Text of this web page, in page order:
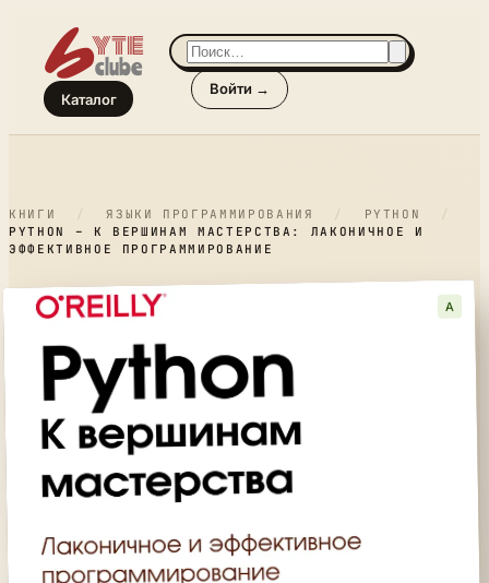
Каталог
Войти →
КНИГИ / ЯЗЫКИ ПРОГРАММИРОВАНИЯ / PYTHON
/
PYTHON – К ВЕРШИНАМ МАСТЕРСТВА: ЛАКОНИЧНОЕ И
ЭФФЕКТИВНОЕ ПРОГРАММИРОВАНИЕ
A